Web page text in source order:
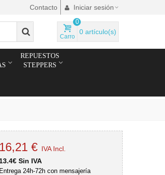
Contacto Iniciar sesión
Carro
0
0 artículo(s)
REPUESTOS
STEPPERS
16,21 € IVA Incl.
13.4€ Sin IVA
Entrega 24h-72h con mensajería